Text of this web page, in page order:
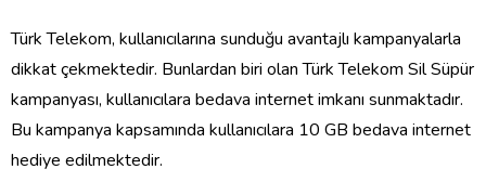
Türk Telekom, kullanıcılarına sunduğu avantajlı kampanyalarla
dikkat çekmektedir. Bunlardan biri olan Türk Telekom Sil Süpür
kampanyası, kullanıcılara bedava internet imkanı sunmaktadır.
Bu kampanya kapsamında kullanıcılara 10 GB bedava internet
hediye edilmektedir.